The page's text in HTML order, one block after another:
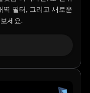
필터, 그리고 새로운
세요.